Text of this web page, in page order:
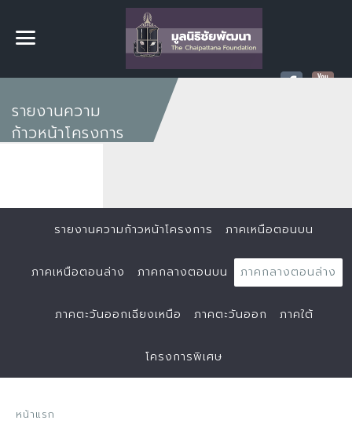
รายงานความ
ก้าวหน้าโครงการ
รายงานความก้าวหน้าโครงการ ภาคเหนือตอนบน
ภาคเหนือตอนล่าง ภาคกลางตอนบน ภาคกลางตอนล่าง
ภาคตะวันออกเฉียงเหนือ ภาคตะวันออก ภาคใต้
โครงการพิเศษ
หน้าแรก